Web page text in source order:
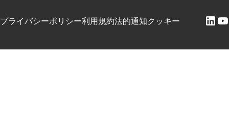
プライバシーポリシー利用規約法的通知クッキー